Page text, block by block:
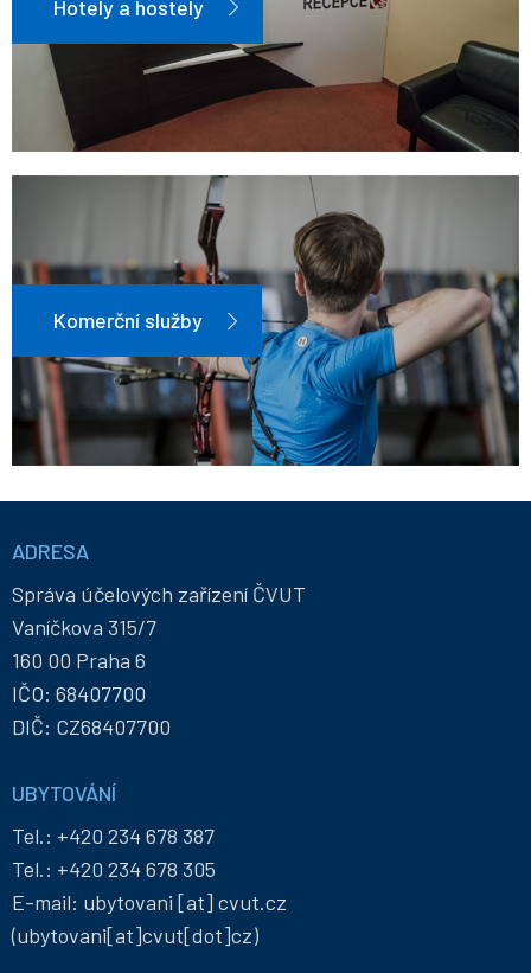
Hotely a hostely
Komerční služby
a
kontakty
ADRESA
Správa účelových zařízení ČVUT
Vaníčkova 315/7
160 00 Praha 6
IČO: 68407700
DIČ: CZ68407700
UBYTOVÁNÍ
Tel.: +420 234 678 387
Tel.: +420 234 678 305
E-mail: ubytovani [at] cvut.cz
(ubytovani[at]cvut[dot]cz)